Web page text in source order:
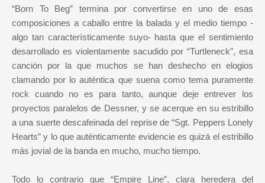
“Born To Beg” termina por convertirse en uno de esas
composiciones a caballo entre la balada y el medio tiempo -
algo tan característicamente suyo- hasta que el sentimiento
desarrollado es violentamente sacudido por “Turtleneck”, esa
canción por la que muchos se han deshecho en elogios
clamando por lo auténtica que suena como tema puramente
rock cuando no es para tanto, aunque deje entrever los
proyectos paralelos de Dessner, y se acerque en su estribillo
a una suerte descafeinada del reprise de “Sgt. Peppers Lonely
Hearts” y lo que auténticamente evidencie es quizá el estribillo
más jovial de la banda en mucho, mucho tiempo.
Todo lo contrario que “Empire Line”, clara heredera del